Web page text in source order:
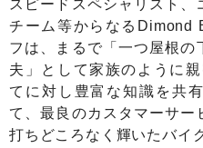
スピードスペシャリスト
チーム等からなるDimond
フは、まるで「一つ屋根の
夫」として家族のように
てに対し豊富な知識を共
て、最良のカスタマーサー
打ちどころなく輝いたバイ